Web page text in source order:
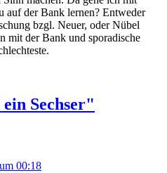
auf der Bank lernen? Entweder
bzgl. Neuer, oder Nübel
mit der Bank und sporadische
Sechser"
00:18